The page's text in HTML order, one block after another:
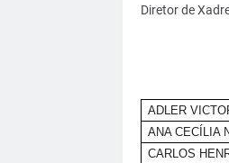
Diretor de
ADLER
ANA CECÍLIA
CARLOS